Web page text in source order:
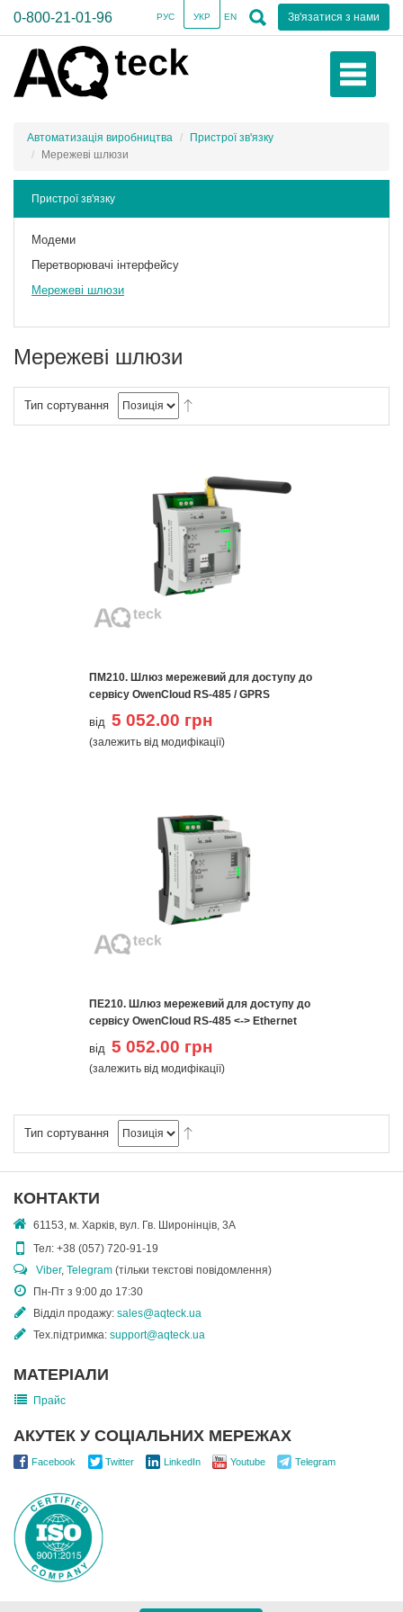
0-800-21-01-96 Зв'язатися з нами
РУС УКР EN
Автоматизація виробництва
Пристрої зв'язку
Мережеві шлюзи
Пристрої зв'язку
Модеми
Перетворювачі інтерфейсу
Мережеві шлюзи
Мережеві шлюзи
Тип сортування
ПМ210. Шлюз мережевий для доступу до
сервісу OwenCloud RS-485 / GPRS
від 5 052.00 грн
(залежить від модифікації)
ПЕ210. Шлюз мережевий для доступу до
сервісу OwenCloud RS-485 <-> Ethernet
від 5 052.00 грн
(залежить від модифікації)
Тип сортування
КОНТАКТИ
61153, м. Харків, вул. Гв. Широнінців, 3А
Тел: +38 (057) 720-91-19
Viber, Telegram (тільки текстові повідомлення)
Пн-Пт з 9:00 до 17:30
Відділ продажу: sales@aqteck.ua
Тех.підтримка: support@aqteck.ua
МАТЕРІАЛИ
Прайс
АКУТЕК У СОЦІАЛЬНИХ МЕРЕЖАХ
Facebook Twitter LinkedIn Youtube Telegram